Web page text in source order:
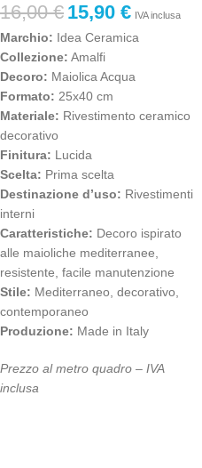
16,00€ 15,90 € IVA inclusa
Marchio: Idea Ceramica
Collezione: Amalfi
Decoro: Maiolica Acqua
Formato: 25x40 cm
Materiale: Rivestimento ceramico
decorativo
Finitura: Lucida
Scelta: Prima scelta
Destinazione d’uso: Rivestimenti
interni
Caratteristiche: Decoro ispirato
alle maioliche mediterranee,
resistente, facile manutenzione
Stile: Mediterraneo, decorativo,
contemporaneo
Produzione: Made in Italy
Prezzo al metro quadro – IVA
inclusa